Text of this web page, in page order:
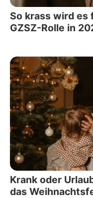
So krass wird es
GZSZ-Rolle in
Krank oder
das